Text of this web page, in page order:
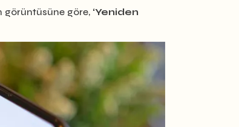
görüntüsüne göre, ‘Yeniden